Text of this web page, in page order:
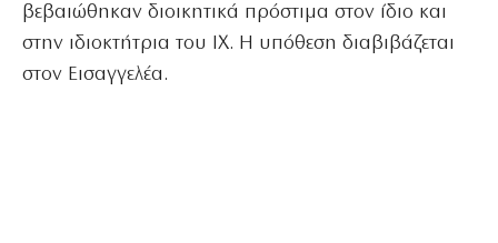
βεβαιώθηκαν διοικητικά πρόστιμα στον ίδιο και
στην ιδιοκτήτρια του ΙΧ. Η υπόθεση διαβιβάζεται
στον Εισαγγελέα.